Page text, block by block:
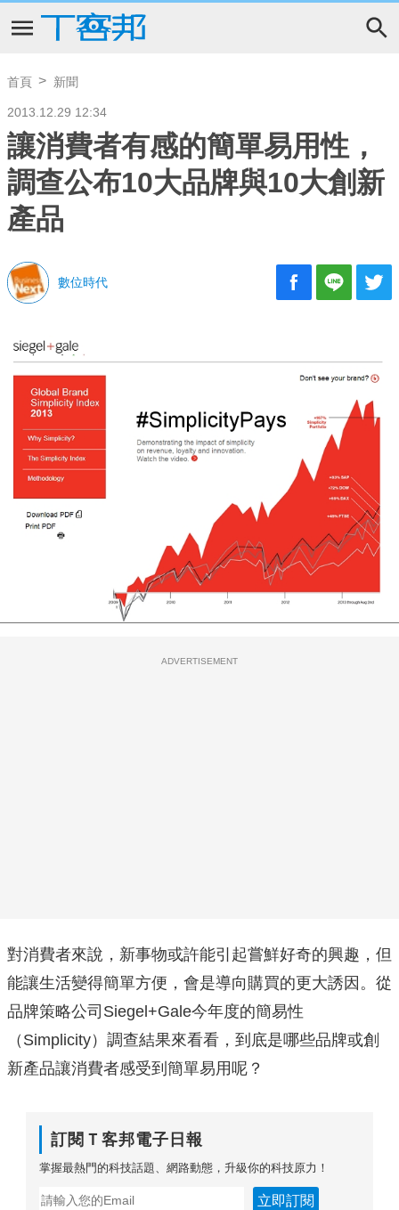
首頁 新聞
2013.12.29 12:34
讓消費者有感的簡單易用性，
調查公布10大品牌與10大創新
產品
數位時代
ADVERTISEMENT
對消費者來說，新事物或許能引起嘗鮮好奇的興趣，但
能讓生活變得簡單方便，會是導向購買的更大誘因。從
品牌策略公司Siegel+Gale今年度的簡易性
（Simplicity）調查結果來看看，到底是哪些品牌或創
新產品讓消費者感受到簡單易用呢？
訂閱Ｔ客邦電子日報
掌握最熱門的科技話題、網路動態，升級你的科技原力！
立即訂閱